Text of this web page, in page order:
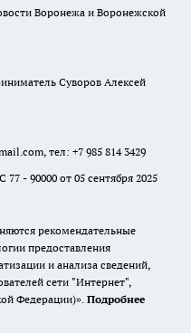
Воронежа и Воронежской
Суворов Алексей
тел: +7 985 814 3429
- 90000 от 05 сентября 2025
рекомендательные
предоставления
и анализа сведений,
сети "Интернет",
Федерации)». Подробнее